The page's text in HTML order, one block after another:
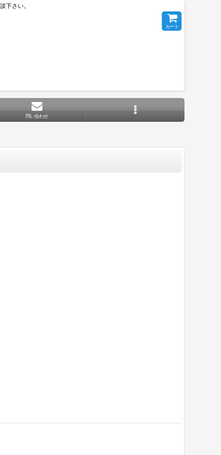
下さい。
カート
問い合わせ